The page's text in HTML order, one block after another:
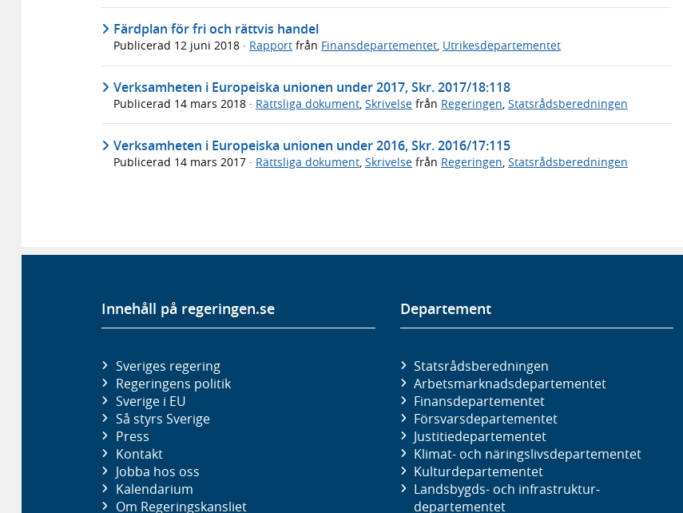
Färdplan för fri och rättvis handel
Publicerad 12 juni 2018 · Rapport från Finansdepartementet, Utrikesdepartementet
Verksamheten i Europeiska unionen under 2017, Skr. 2017/18:118
Publicerad 14 mars 2018 · Rättsliga dokument, Skrivelse från Regeringen, Statsrådsberedningen
Verksamheten i Europeiska unionen under 2016, Skr. 2016/17:115
Publicerad 14 mars 2017 · Rättsliga dokument Skrivelse från Regeringen Statsrådsberedningen
Innehåll på regeringen.se
Sveriges regering
Regeringens politik
Sverige i EU
Så styrs Sverige
Press
Kontakt
Jobba hos oss
Kalendarium
Om Regeringskansliet
Departement
Statsrådsberedningen
Arbetsmarknads­departementet
Finans­departementet
Försvars­departementet
Justitie­departementet
Klimat- och näringslivs­departementet
Kultur­departementet
Landsbygds- och infrastruktur­
departementet